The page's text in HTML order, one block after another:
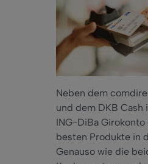
Neben dem
und dem DKB Cash
ING-DiBa Girokonto
besten Produkte in
Genauso wie die